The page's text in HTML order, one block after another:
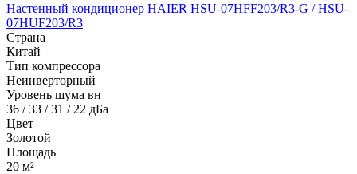
Настенный кондиционер HAIER HSU-07HFF203/R3-G / HSU-
07HUF203/R3
Страна
Китай
Тип компрессора
Неинверторный
Уровень шума вн
36 / 33 / 31 / 22 дБа
Цвет
Золотой
Площадь
20 м²